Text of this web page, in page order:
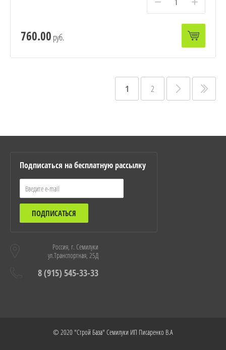
760.00 руб.
1 2
Подписаться на бесплатную рассылку
ПОДПИСАТЬСЯ
Россия, г. Семилуки
ул.Транспортная, 25Д
8 (915) 545-33-33
© 2020 "Строй База" Семилуки ИП Писаренко В.А